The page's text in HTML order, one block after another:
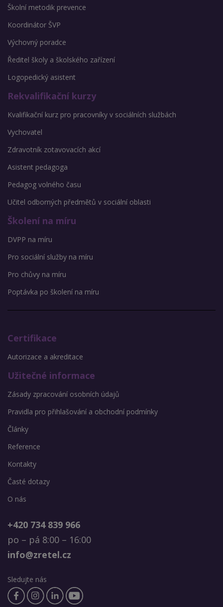
Školní metodik prevence
Koordinátor ŠVP
Výchovný poradce
Ředitel školy a školského zařízení
Logopedický asistent
Rekvalifikační kurzy
Kvalifikační kurz pro pracovníky v sociálních službách
Vychovatel
Zdravotník zotavovacích akcí
Asistent pedagoga
Pedagog volného času
Učitel odborných předmětů v sociální oblasti
Školení na míru
DVPP na míru
Pro sociální služby na míru
Pro chůvy na míru
Poptávka po školení na míru
Certifikace
Autorizace a akreditace
Užitečné informace
Zásady zpracování osobních údajů
Pravidla pro přihlašování a obchodní podmínky
Články
Reference
Kontakty
Časté dotazy
O nás
+420 734 839 966
po – pá 8:00 – 16:00
info@zretel.cz
Sledujte nás